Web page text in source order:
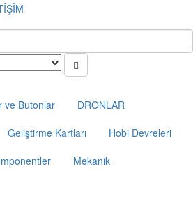
ve Butonlar
DRONLAR
Geliştirme Kartları
Hobi Devreleri
Mekanik